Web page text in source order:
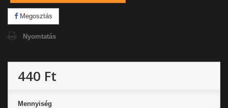
Megosztás
Nyomtatás
440 Ft
Mennyiség